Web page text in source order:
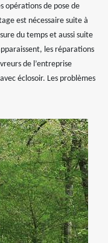
opérations de pose de
est nécessaire suite à
du temps et aussi suite
les réparations
de l’entreprise
éclosoir. Les problèmes